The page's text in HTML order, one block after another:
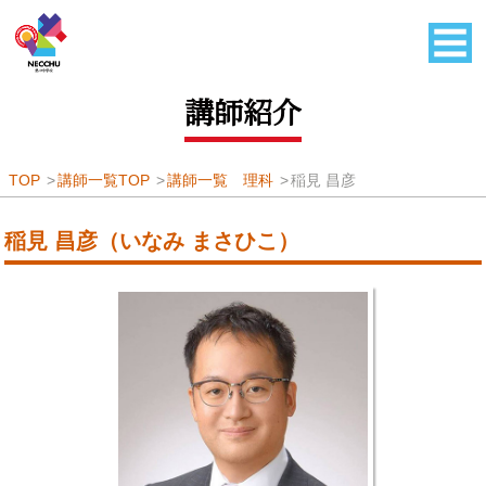
講師紹介
TOP 講師一覧TOP 講師一覧 理科 稲見 昌彦
稲見 昌彦（いなみ まさひこ）